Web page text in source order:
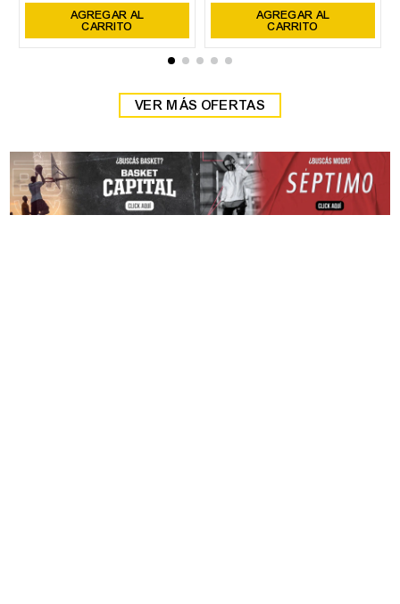
AGREGAR AL
CARRITO
AGREGAR AL
CARRITO
VER MÁS OFERTAS